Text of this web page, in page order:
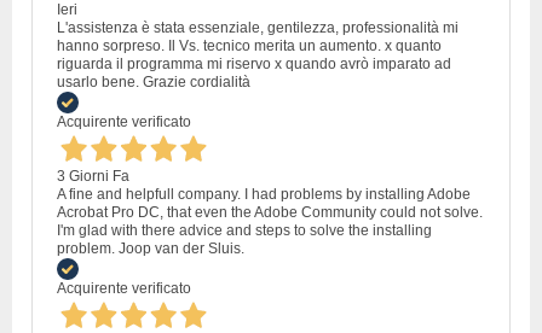
Ieri
L'assistenza è stata essenziale, gentilezza, professionalità mi
hanno sorpreso. Il Vs. tecnico merita un aumento. x quanto
riguarda il programma mi riservo x quando avrò imparato ad
usarlo bene. Grazie cordialità
Acquirente verificato
3 Giorni Fa
A fine and helpfull company. I had problems by installing Adobe
Acrobat Pro DC, that even the Adobe Community could not solve.
I'm glad with there advice and steps to solve the installing
problem. Joop van der Sluis.
Acquirente verificato